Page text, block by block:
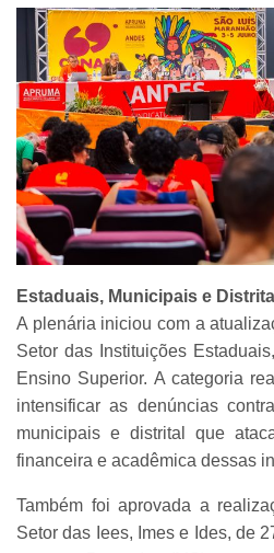
Estaduais, Municipais e Distrital
A plenária iniciou com a
Setor das Instituições
Ensino Superior. A categoria
intensificar as denúncias
municipais e distrital que
financeira e acadêmica dessas
Também foi aprovada a
Setor das Iees, Imes e Ides, de